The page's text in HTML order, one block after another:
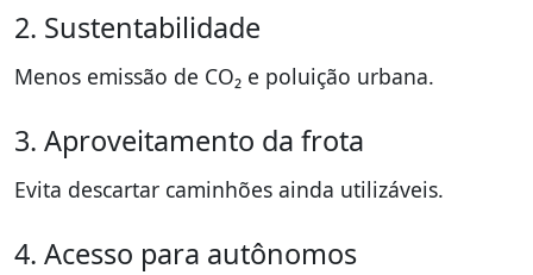
2. Sustentabilidade
Menos emissão de CO₂ e poluição urbana.
3. Aproveitamento da frota
Evita descartar caminhões ainda utilizáveis.
4. Acesso para autônomos